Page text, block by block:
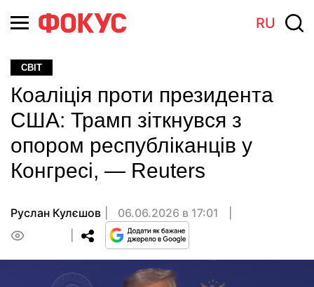
RU
СВІТ
Коаліція проти президента
США: Трамп зіткнувся з
опором республіканців у
Конгресі, — Reuters
Руслан Кулєшов
06.06.2026 в 17:01